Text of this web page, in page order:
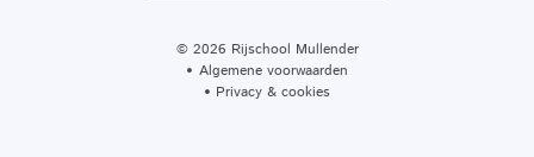
© 2026 Rijschool Mullender
Algemene voorwaarden
Privacy & cookies